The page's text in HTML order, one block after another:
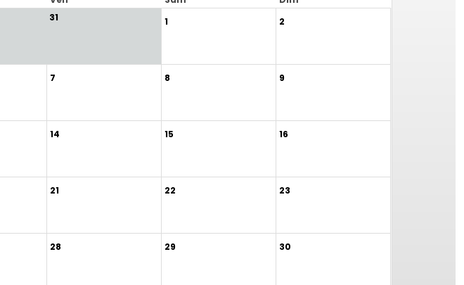
31 1 2
7 8 9
14 15 16
21 22 23
28 29 30